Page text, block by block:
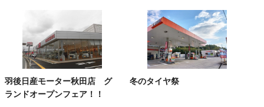
羽後日産モーター秋田店 グ
ランドオープンフェア！！
冬のタイヤ祭